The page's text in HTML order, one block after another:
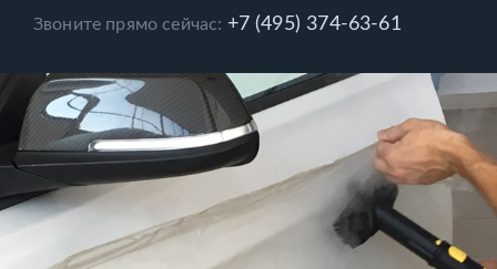
Звоните прямо сейчас: +7 (495) 374-63-61